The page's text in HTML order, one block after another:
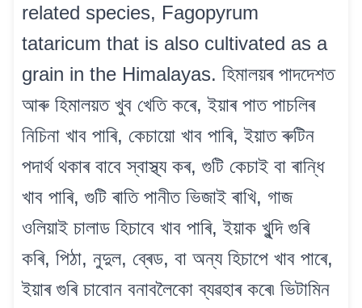
related species, Fagopyrum
tataricum that is also cultivated as a
grain in the Himalayas. হিমালয়ৰ পাদদেশত
আৰু হিমালয়ত খুব খেতি কৰে, ইয়াৰ পাত পাচলিৰ
নিচিনা খাব পাৰি, কেচায়ো খাব পাৰি, ইয়াত ৰুটিন
পদাৰ্থ থকাৰ বাবে স্বাস্থ্য কৰ, গুটি কেচাই বা ৰান্ধি
খাব পাৰি, গুটি ৰাতি পানীত ভিজাই ৰাখি, গাজ
ওলিয়াই চালাড হিচাবে খাব পাৰি, ইয়াক খুন্দি গুৰি
কৰি, পিঠা, নুদুল, ব্ৰেড, বা অন্য হিচাপে খাব পাৰে,
ইয়াৰ গুৰি চাবোন বনাবলৈকো ব্যৱহাৰ কৰে৷ ভিটামিন